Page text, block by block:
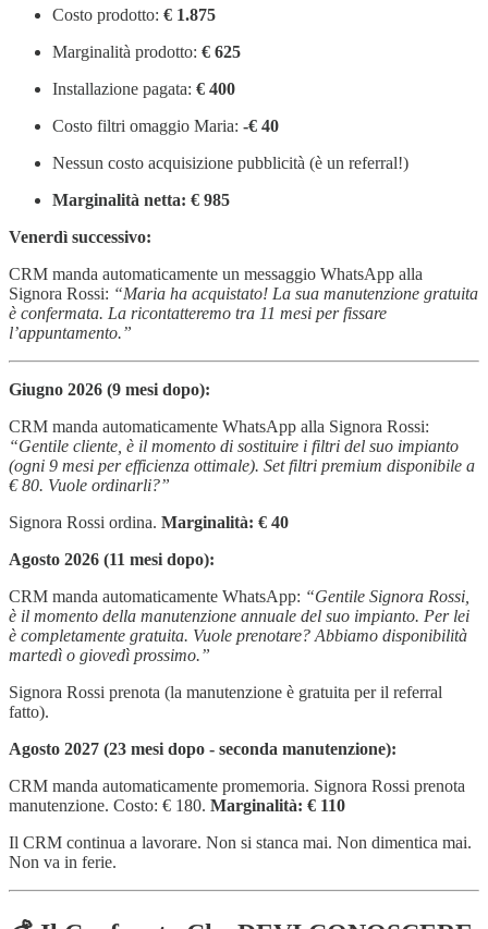
Costo prodotto: € 1.875
Marginalità prodotto: € 625
Installazione pagata: € 400
Costo filtri omaggio Maria: -€ 40
Nessun costo acquisizione pubblicità (è un referral!)
Marginalità netta: € 985
Venerdì successivo:
CRM manda automaticamente un messaggio WhatsApp alla
Signora Rossi: “Maria ha acquistato! La sua manutenzione gratuita
è confermata. La ricontatteremo tra 11 mesi per fissare
l’appuntamento.”
Giugno 2026 (9 mesi dopo):
CRM manda automaticamente WhatsApp alla Signora Rossi:
“Gentile cliente, è il momento di sostituire i filtri del suo impianto
(ogni 9 mesi per efficienza ottimale). Set filtri premium disponibile a
€ 80. Vuole ordinarli?”
Signora Rossi ordina. Marginalità: € 40
Agosto 2026 (11 mesi dopo):
CRM manda automaticamente WhatsApp: “Gentile Signora Rossi,
è il momento della manutenzione annuale del suo impianto. Per lei
è completamente gratuita. Vuole prenotare? Abbiamo disponibilità
martedì o giovedì prossimo.”
Signora Rossi prenota (la manutenzione è gratuita per il referral
fatto).
Agosto 2027 (23 mesi dopo - seconda manutenzione):
CRM manda automaticamente promemoria. Signora Rossi prenota
manutenzione. Costo: € 180. Marginalità: € 110
Il CRM continua a lavorare. Non si stanca mai. Non dimentica mai.
Non va in ferie.